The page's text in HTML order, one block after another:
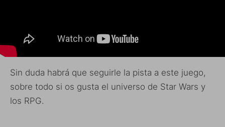
Sin duda habrá que seguirle la pista a este juego,
sobre todo si os gusta el universo de Star Wars y
los RPG.